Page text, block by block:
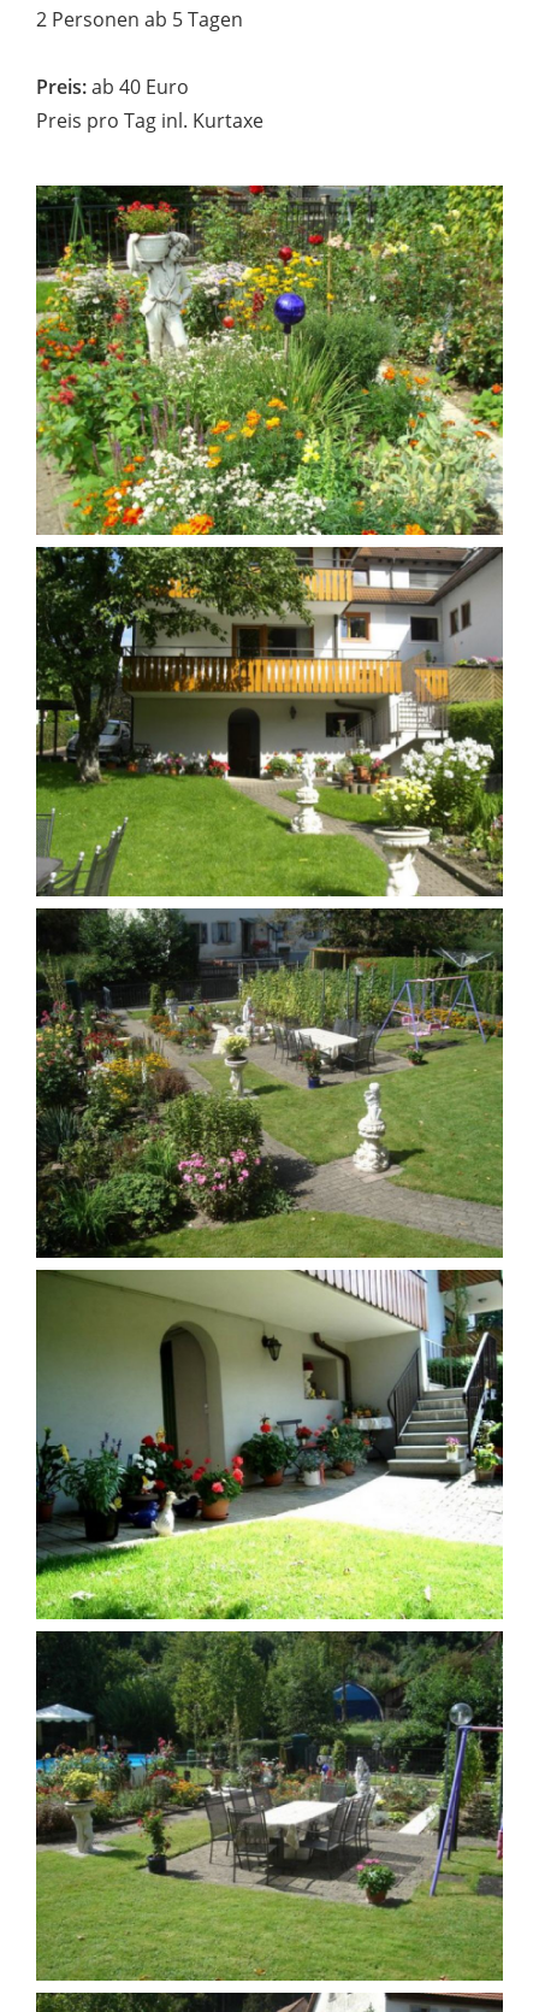
2 Personen ab 5 Tagen
Preis:ab 40 Euro
Preis pro Tag inl. Kurtaxe